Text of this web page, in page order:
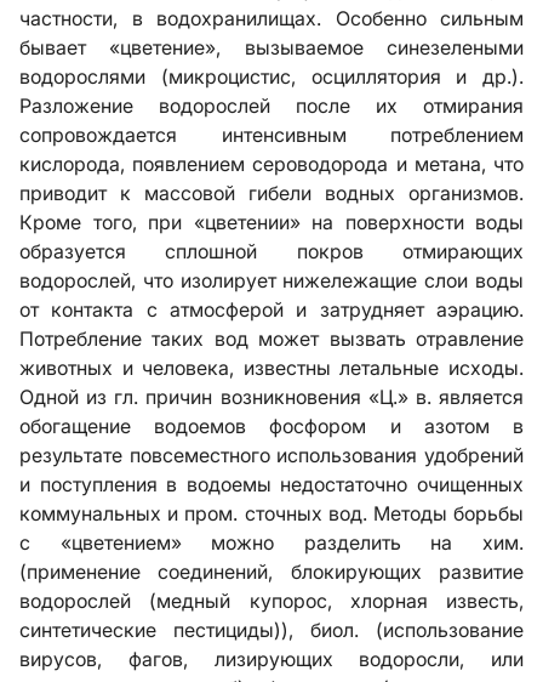
частности, в водохранилищах. Особенно сильным
бывает «цветение», вызываемое синезелеными
водорослями (микроцистис, осциллятория и др.).
Разложение водорослей после их отмирания
сопровождается интенсивным потреблением
кислорода, появлением сероводорода и метана, что
приводит к массовой гибели водных организмов.
Кроме того, при «цветении» на поверхности воды
образуется сплошной покров отмирающих
водорослей, что изолирует нижележащие слои воды
от контакта с атмосферой и затрудняет аэрацию.
Потребление таких вод может вызвать отравление
животных и человека, известны летальные исходы.
Одной из гл. причин возникновения «Ц.» в. является
обогащение водоемов фосфором и азотом в
результате повсеместного использования удобрений
и поступления в водоемы недостаточно очищенных
коммунальных и пром. сточных вод. Методы борьбы
с «цветением» можно разделить на хим.
(применение соединений, блокирующих развитие
водорослей (медный купорос, хлорная известь,
синтетические пестициды)), биол. (использование
вирусов, фагов, лизирующих водоросли, или